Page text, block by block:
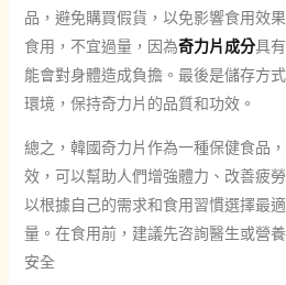
品，避免購買假貨，以免影響食用效
食用，不宜過量，因為奇力片成分具
能會對身體造成負擔。最後是儲存方
環境，保持奇力片的品質和功效。
總之，韓國奇力片作為一種保健食品
效，可以幫助人們增強體力、改善疲
以根據自己的需求和食用習慣選擇最
量。在食用前，建議先咨詢醫生或營
安全